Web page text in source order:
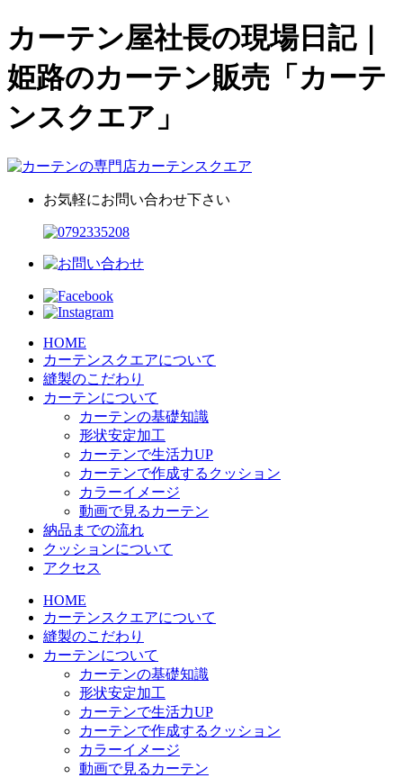
カーテン屋社長の現場日記｜
姫路のカーテン販売「カーテ
ンスクエア」
お気軽にお問い合わせ下さい
HOME
カーテンスクエアについて
縫製のこだわり
カーテンについて
カーテンの基礎知識
形状安定加工
カーテンで生活力UP
カーテンで作成するクッション
カラーイメージ
動画で見るカーテン
納品までの流れ
クッションについて
アクセス
HOME
カーテンスクエアについて
縫製のこだわり
カーテンについて
カーテンの基礎知識
形状安定加工
カーテンで生活力UP
カーテンで作成するクッション
カラーイメージ
動画で見るカーテン